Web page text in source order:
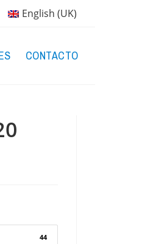
English (UK)
CONTACTO
44